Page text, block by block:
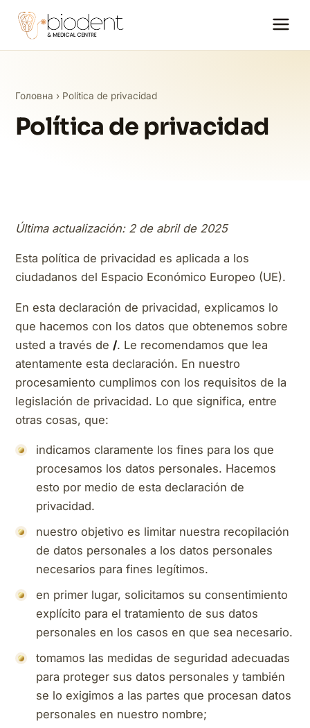
Головна › Política de privacidad
Política de privacidad
Última actualización: 2 de abril de 2025
Esta política de privacidad es aplicada a los
ciudadanos del Espacio Económico Europeo (UE).
En esta declaración de privacidad, explicamos lo
que hacemos con los datos que obtenemos sobre
usted a través de /. Le recomendamos que lea
atentamente esta declaración. En nuestro
procesamiento cumplimos con los requisitos de la
legislación de privacidad. Lo que significa, entre
otras cosas, que:
indicamos claramente los fines para los que
procesamos los datos personales. Hacemos
esto por medio de esta declaración de
privacidad.
nuestro objetivo es limitar nuestra recopilación
de datos personales a los datos personales
necesarios para fines legítimos.
en primer lugar, solicitamos su consentimiento
explícito para el tratamiento de sus datos
personales en los casos en que sea necesario.
tomamos las medidas de seguridad adecuadas
para proteger sus datos personales y también
se lo exigimos a las partes que procesan datos
personales en nuestro nombre;